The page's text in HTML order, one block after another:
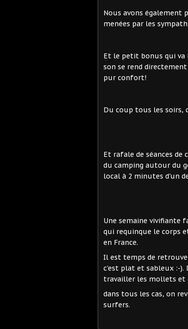
Nous avons également
menées par les
Et le petit bonus qui va
son se rend
pur confort!
Du coup tous les soirs,
Et rafale de séances de
du camping autour du
local à 2 minutes d'un
Une semaine vivifiante
qui requinque le corps
en France.
Il est temps de
c'est plat et sableux :-
travailler les mollets et
dans tous les cas, on
surfers.